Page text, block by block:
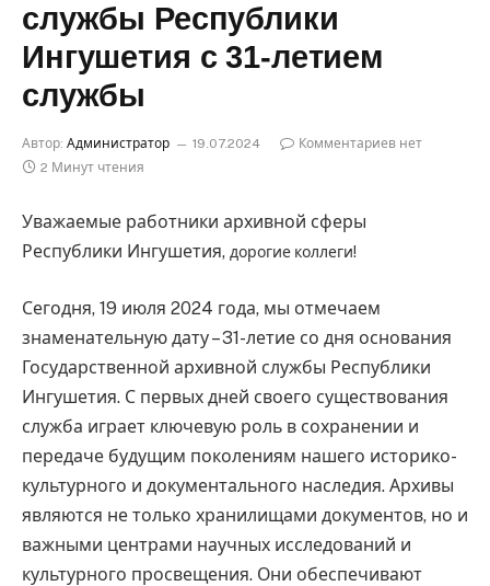
службы Республики
Ингушетия с 31-летием
службы
Автор: Администратор 19.07.2024
Комментариев нет
2 Минут чтения
Уважаемые работники архивной сферы
Республики Ингушетия, дорогие коллеги!
Сегодня, 19 июля 2024 года, мы отмечаем
знаменательную дату – 31-летие со дня основания
Государственной архивной службы Республики
Ингушетия. С первых дней своего существования
служба играет ключевую роль в сохранении и
передаче будущим поколениям нашего историко-
культурного и документального наследия. Архивы
являются не только хранилищами документов, но и
важными центрами научных исследований и
культурного просвещения. Они обеспечивают